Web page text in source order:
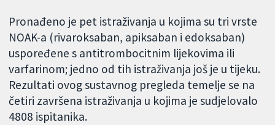
Pronađeno je pet istraživanja u kojima su tri vrste
NOAK-a (rivaroksaban, apiksaban i edoksaban)
uspoređene s antitrombocitnim lijekovima ili
varfarinom; jedno od tih istraživanja još je u tijeku.
Rezultati ovog sustavnog pregleda temelje se na
četiri završena istraživanja u kojima je sudjelovalo
4808 ispitanika.